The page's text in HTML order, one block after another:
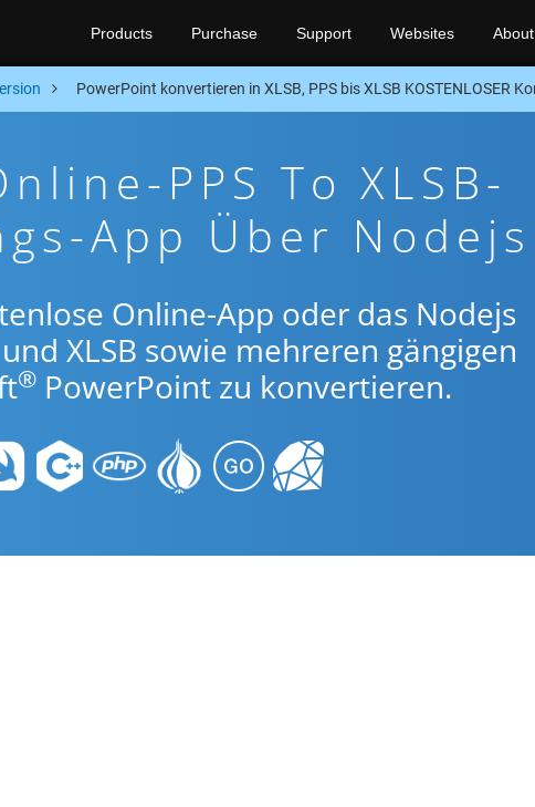
Products Purchase Support Websites About
PowerPoint konvertieren in XLSB, PPS bis XLSB KOSTENLOSER
PPS To XLSB-
App Über Nodejs
Online-App oder das Nodejs
XLSB sowie mehreren gängigen
® PowerPoint zu konvertieren.